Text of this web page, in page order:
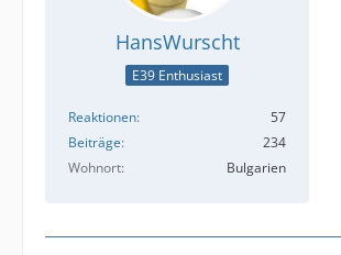
HansWurscht
E39 Enthusiast
Reaktionen
57
Beiträge
234
Wohnort
Bulgarien